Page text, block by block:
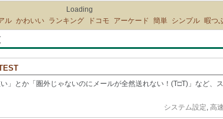
Loading
ル かわいい ランキング ドコモ アーケード 簡単 シンプル 暇つ
い」とか「圏外じゃないのにメールが全然送れない！(T□T)」など、
システム設定, 高